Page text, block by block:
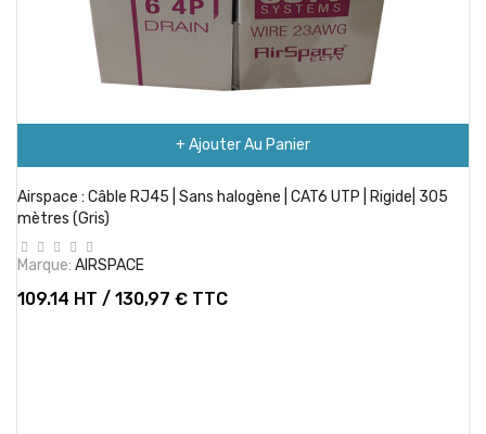
+ Ajouter Au Panier
Airspace : Câble RJ45 | Sans halogène | CAT6 UTP | Rigide| 305
mètres (Gris)
Marque: AIRSPACE
109.14 HT / 130,97 € TTC